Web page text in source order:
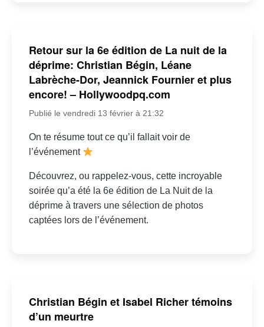
Retour sur la 6e édition de La nuit de la
déprime: Christian Bégin, Léane
Labrèche-Dor, Jeannick Fournier et plus
encore! – Hollywoodpq.com
Publié le vendredi 13 février à 21:32
On te résume tout ce qu’il fallait voir de
l’événement
Découvrez, ou rappelez-vous, cette incroyable
soirée qu’a été la 6e édition de La Nuit de la
déprime à travers une sélection de photos
captées lors de l’événement.
Christian Bégin et Isabel Richer témoins
d’un meurtre